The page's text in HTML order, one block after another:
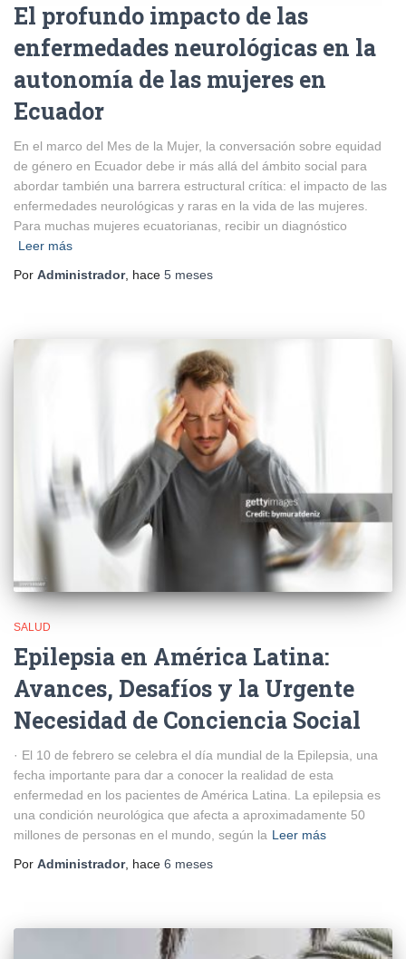
El profundo impacto de las
enfermedades neurológicas en la
autonomía de las mujeres en
Ecuador
En el marco del Mes de la Mujer, la conversación sobre equidad
de género en Ecuador debe ir más allá del ámbito social para
abordar también una barrera estructural crítica: el impacto de las
enfermedades neurológicas y raras en la vida de las mujeres.
Para muchas mujeres ecuatorianas, recibir un diagnóstico
Leer más
Por Administrador, hace 5 meses
SALUD
Epilepsia en América Latina:
Avances, Desafíos y la Urgente
Necesidad de Conciencia Social
· El 10 de febrero se celebra el día mundial de la Epilepsia, una
fecha importante para dar a conocer la realidad de esta
enfermedad en los pacientes de América Latina. La epilepsia es
una condición neurológica que afecta a aproximadamente 50
millones de personas en el mundo, según la Leer más
Por Administrador, hace 6 meses